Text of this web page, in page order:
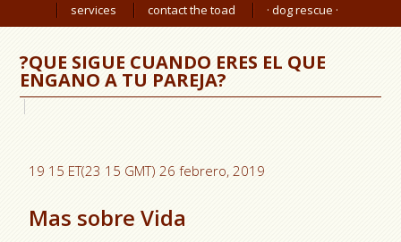
services
contact the toad · dog rescue ·
?QUE SIGUE CUANDO ERES EL QUE
ENGANO A TU PAREJA?
19 15 ET(23 15 GMT) 26 febrero, 2019
Mas sobre Vida